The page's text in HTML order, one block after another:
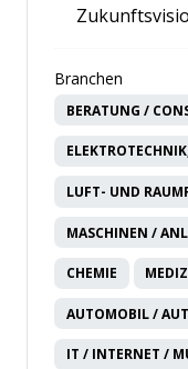
Branchen
BERATUNG /
LUFT- UND
MASCHINEN /
CHEMIE
AUTOMOBIL /
IT / INTERNET /